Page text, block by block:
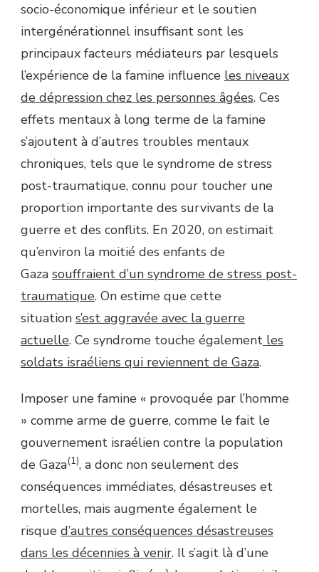
socio-économique inférieur et le soutien
intergénérationnel insuffisant sont les
principaux facteurs médiateurs par lesquels
l’expérience de la famine influence les niveaux
de dépression chez les personnes âgées. Ces
effets mentaux à long terme de la famine
s’ajoutent à d’autres troubles mentaux
chroniques, tels que le syndrome de stress
post-traumatique, connu pour toucher une
proportion importante des survivants de la
guerre et des conflits. En 2020, on estimait
qu’environ la moitié des enfants de
Gaza souffraient d’un syndrome de stress post-
traumatique. On estime que cette
situation s’est aggravée avec la guerre
actuelle. Ce syndrome touche également les
soldats israéliens qui reviennent de Gaza.
Imposer une famine « provoquée par l’homme
» comme arme de guerre, comme le fait le
gouvernement israélien contre la population
de Gaza(1), a donc non seulement des
conséquences immédiates, désastreuses et
mortelles, mais augmente également le
risque d’autres conséquences désastreuses
dans les décennies à venir. Il s’agit là d’une